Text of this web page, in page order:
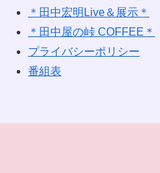
＊田中宏明Live＆展示＊
＊田中屋の峠 COFFEE＊
プライバシーポリシー
番組表